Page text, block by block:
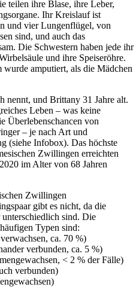
teilen ihre Blase, ihre Leber,
Ihr Kreislauf ist
und vier Lungenflügel, von
sind, und auch das
Die Schwestern haben jede ihr
und ihre Speiseröhre.
amputiert, als die Mädchen
nennt, und Brittany 31 Jahre alt.
Leben – was keine
Überlebenschancen von
– je nach Art und
(siehe Infobox). Das höchste
Zwillingen erreichten
im Alter von 68 Jahren
Zwillingen
gibt es nicht, da die
unterschiedlich sind. Die
Typen sind:
ca. 70 %)
verbunden, ca. 5 %)
< 2 % der Fälle)
verbunden)